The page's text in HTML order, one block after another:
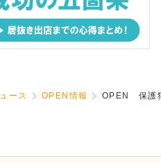
ース OPEN情報 OPEN 保護